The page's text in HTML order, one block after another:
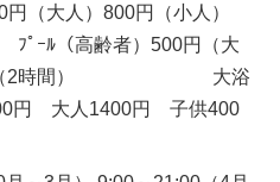
（大人）800円（小人）
者）500円（大
円（2時間） 大浴
円 大人1400円 子供400